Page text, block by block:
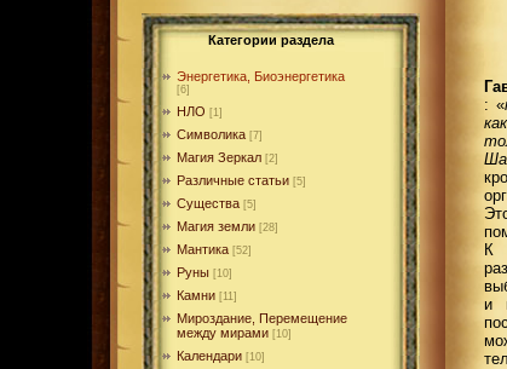
Категории раздела
Энергетика, Биоэнергетика
[6]
НЛО [1]
Символика [7]
Магия Зеркал [2]
Различные статьи [5]
Существа [5]
Магия земли [28]
Мантика [52]
Руны [10]
Камни [11]
Мироздание, Перемещение
между мирами [10]
Календари [10]
: «
К
и